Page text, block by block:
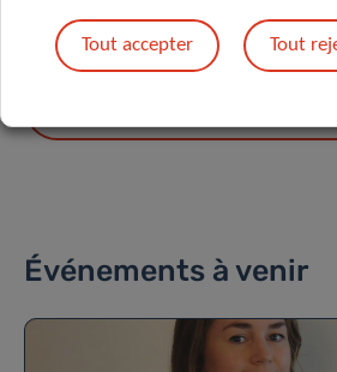
gestion des événements ».
Événements à venir
Tout accepter Tout